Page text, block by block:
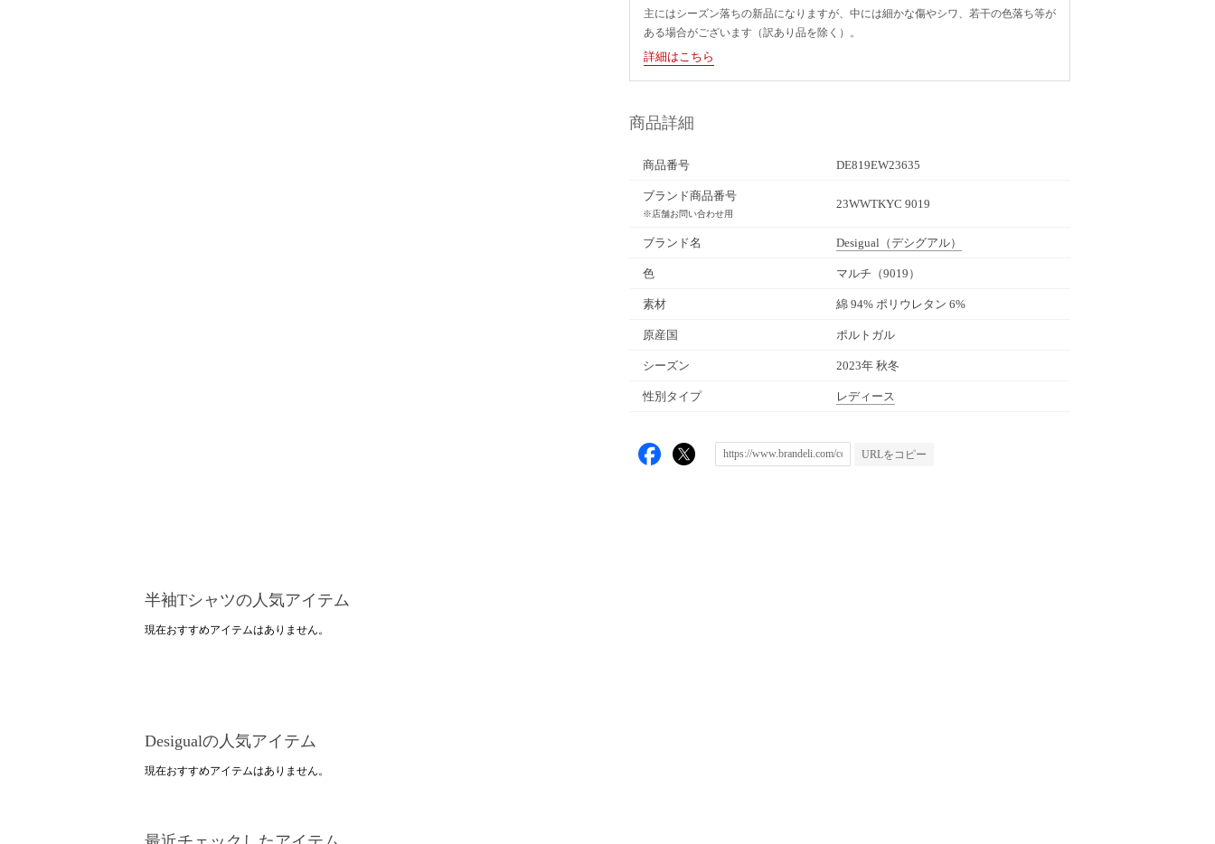
主にはシーズン落ちの新品になりますが、中には細かな傷やシワ、若干の色落ち等が
ある場合がございます（訳あり品を除く）。
詳細はこちら
商品詳細
商品番号 DE819EW23635
ブランド商品番号
※店舗お問い合わせ用
23WWTKYC 9019
ブランド名 Desigual （デシグアル）
色 マルチ（9019）
素材 綿 94% ポリウレタン 6%
原産国 ポルトガル
シーズン 2023年 秋冬
性別タイプ レディース
URLをコピー
半袖Tシャツの人気アイテム
現在おすすめアイテムはありません。
Desigualの人気アイテム
現在おすすめアイテムはありません。